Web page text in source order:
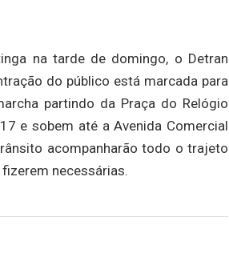
na tarde de domingo, o Detran
do público está marcada para
partindo da Praça do Relógio
e sobem até a Avenida Comercial
acompanharão todo o trajeto
necessárias.